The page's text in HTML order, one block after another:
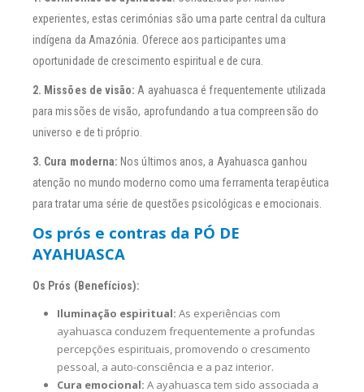
experientes, estas cerimónias são uma parte central da cultura
indígena da Amazónia. Oferece aos participantes uma
oportunidade de crescimento espiritual e de cura.
2. Missões de visão: A ayahuasca é frequentemente utilizada
para missões de visão, aprofundando a tua compreensão do
universo e de ti próprio.
3. Cura moderna: Nos últimos anos, a Ayahuasca ganhou
atenção no mundo moderno como uma ferramenta terapêutica
para tratar uma série de questões psicológicas e emocionais.
Os prós e contras da PÓ DE
AYAHUASCA
Os Prós (Benefícios):
Iluminação espiritual: As experiências com
ayahuasca conduzem frequentemente a profundas
percepções espirituais, promovendo o crescimento
pessoal, a auto-consciência e a paz interior.
Cura emocional: A ayahuasca tem sido associada a